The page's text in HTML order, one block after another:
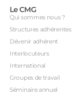
Le CMG
Qui sommes nous ?
Structures adhérentes
Dévenir adhérent
Interlocuteurs
International
Groupes de travail
Séminaire annuel